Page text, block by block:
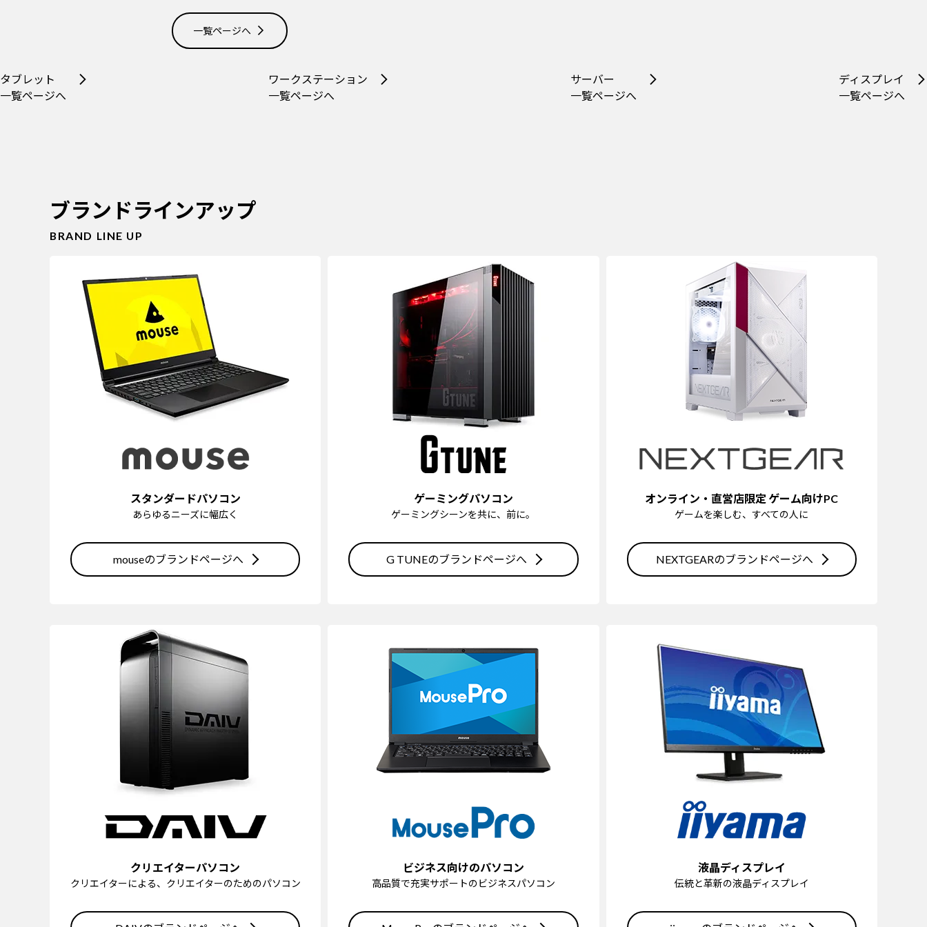
一覧ページへ
タブレット
一覧ページへ
ワークステーション
一覧ページへ
サーバー
一覧ページへ
ディスプレイ
一覧ページへ
ブランドラインアップ
BRAND LINE UP
スタンダードパソコン
あらゆるニーズに幅広く
mouseのブランドページへ
ゲーミングパソコン
ゲーミングシーンを共に、前に。
G TUNEのブランドページへ
オンライン・直営店限定 ゲーム向けPC
ゲームを楽しむ、すべての人に
NEXTGEARのブランドページへ
クリエイターパソコン
クリエイターによる、クリエイターのためのパソコン
ビジネス向けのパソコン
高品質で充実サポートのビジネスパソコン
液晶ディスプレイ
伝統と革新の液晶ディスプレイ